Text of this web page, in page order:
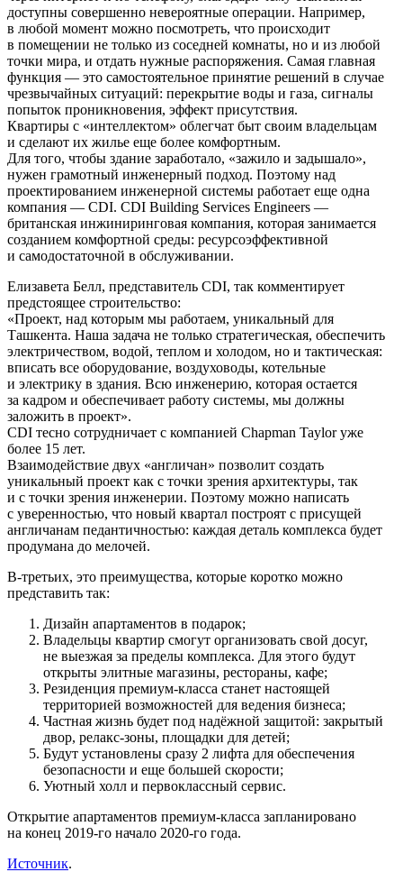
доступны совершенно невероятные операции. Например,
в любой момент можно посмотреть, что происходит
в помещении не только из соседней комнаты, но и из любой
точки мира, и отдать нужные распоряжения. Самая главная
функция — это самостоятельное принятие решений в случае
чрезвычайных ситуаций: перекрытие воды и газа, сигналы
попыток проникновения, эффект присутствия.
Квартиры с «интеллектом» облегчат быт своим владельцам
и сделают их жилье еще более комфортным.
Для того, чтобы здание заработало, «зажило и задышало»,
нужен грамотный инженерный подход. Поэтому над
проектированием инженерной системы работает еще одна
компания — CDI. CDI Building Services Engineers —
британская инжиниринговая компания, которая занимается
созданием комфортной среды: ресурсоэффективной
и самодостаточной в обслуживании.
Елизавета Белл, представитель СDI, так комментирует
предстоящее строительство:
«Проект, над которым мы работаем, уникальный для
Ташкента. Наша задача не только стратегическая, обеспечить
электричеством, водой, теплом и холодом, но и тактическая:
вписать все оборудование, воздуховоды, котельные
и электрику в здания. Всю инженерию, которая остается
за кадром и обеспечивает работу системы, мы должны
заложить в проект».
CDI тесно сотрудничает с компанией Chapman Taylor уже
более 15 лет.
Взаимодействие двух «англичан» позволит создать
уникальный проект как с точки зрения архитектуры, так
и с точки зрения инженерии. Поэтому можно написать
с уверенностью, что новый квартал построят с присущей
англичанам педантичностью: каждая деталь комплекса будет
продумана до мелочей.
В-третьих, это преимущества, которые коротко можно
представить так:
Дизайн апартаментов в подарок;
Владельцы квартир смогут организовать свой досуг,
не выезжая за пределы комплекса. Для этого будут
открыты элитные магазины, рестораны, кафе;
Резиденция премиум-класса станет настоящей
территорией возможностей для ведения бизнеса;
Частная жизнь будет под надёжной защитой: закрытый
двор, релакс-зоны, площадки для детей;
Будут установлены сразу 2 лифта для обеспечения
безопасности и еще большей скорости;
Уютный холл и первоклассный сервис.
Открытие апартаментов премиум-класса запланировано
на конец 2019-го начало 2020-го года.
Источник.